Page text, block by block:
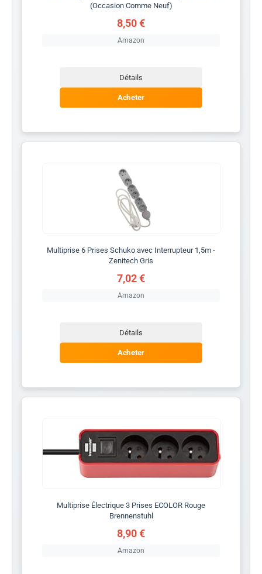
(Occasion Comme Neuf)
8,50 €
Amazon
Détails
Acheter
Multiprise 6 Prises Schuko avec Interrupteur 1,5m -
Zenitech Gris
7,02 €
Amazon
Détails
Acheter
Multiprise Électrique 3 Prises ECOLOR Rouge
Brennenstuhl
8,90 €
Amazon